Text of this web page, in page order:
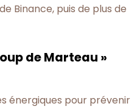
Binance, puis de plus de
de Marteau »
énergiques pour prévenir